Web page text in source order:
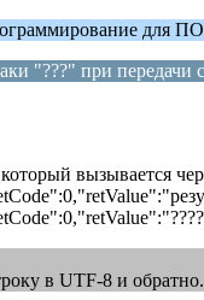
для
"???" при передачи
вызывается
в UTF-8 и обратно.